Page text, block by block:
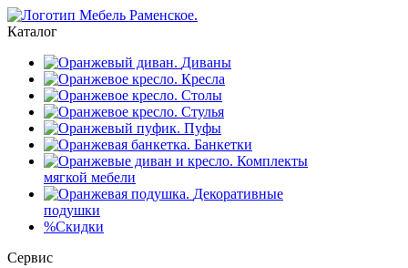
Каталог
Диваны
Кресла
Столы
Стулья
Пуфы
Банкетки
Комплекты
мягкой мебели
Декоративные
подушки
%Скидки
Сервис